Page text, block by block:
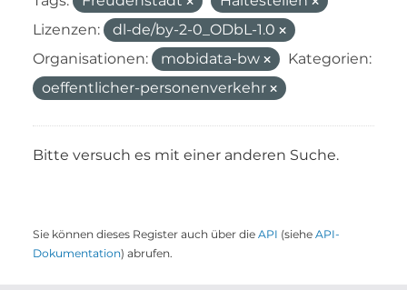
Lizenzen:
dl-de/by-2-0_ODbL-1.0
Organisationen:
mobidata-bw
Kategorien:
oeffentlicher-personenverkehr
Bitte versuch es mit einer anderen Suche.
Sie können dieses Register auch über die API (siehe API-
Dokumentation) abrufen.